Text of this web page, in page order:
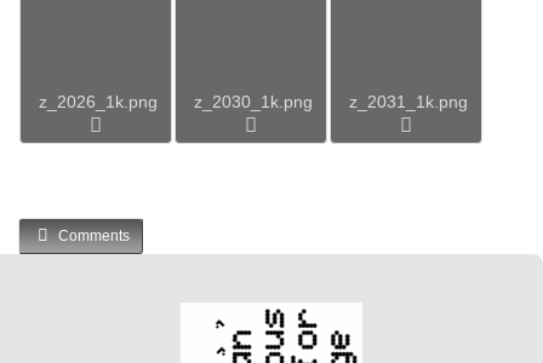
z_2026_1k.png z_2030_1k.png z_2031_1k.png
Comments